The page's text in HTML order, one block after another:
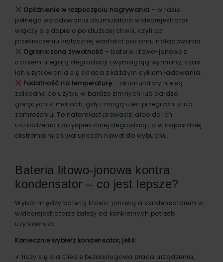
Opóźnienie w rozpoczęciu nagrywania – w razie
pełnego wyładowania akumulatora wideorejestrator
włączy się dopiero po dłuższej chwili, czyli po
przekroczeniu krytycznej wartości poziomu naładowania.
Ograniczona żywotność – baterie litowo-jonowe z
czasem ulegają degradacji i wymagają wymiany, czas
ich użytkowania się skraca z każdym cyklem ładowania.
Podatność na temperaturę– akumulatory nie są
zalecane do użytku w bardzo zimnych lub bardzo
gorących klimatach, gdyż mogą ulec przegrzaniu lub
zamrożeniu. To natomiast prowadzi albo do ich
uszkodzenia i przyspieszonej degradacji, a w najbardziej
ekstremalnych warunkach nawet do wybuchu.
Bateria litowo-jonowa kontra
kondensator – co jest lepsze?
Wybór między baterią litowo-jonową a kondensatorem w
wideorejestratorze zależy od konkretnych potrzeb
użytkownika.
Koniecznie wybierz kondensator, jeśli:
✔ liczy się dla Ciebie bezobsługowa praca urządzenia,